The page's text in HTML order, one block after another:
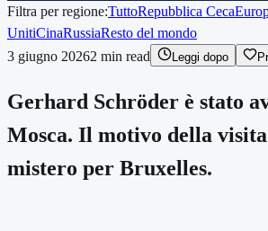
Filtra per regione:TuttoRepubblica Ceca
UnitiCinaRussiaResto del mondo
3 giugno 20262 min read Leggi dopo
Gerhard Schröder è stato
Mosca. Il motivo della
mistero per Bruxelles.